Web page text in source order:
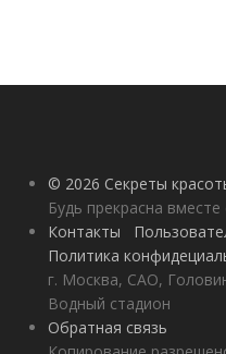
© 2026 Секреты
Будь прекрасна вместе
Контакты
Политика
г. Москва, САО,
Водный стадион
Обратная связь